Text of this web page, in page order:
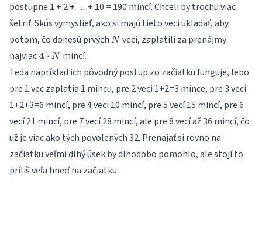
postupne 1 + 2 + … + 10 = 190 mincí. Chceli by trochu viac
šetriť. Skús vymyslieť, ako si majú tieto veci ukladať, aby
potom, čo donesú prvých N
N vecí, zaplatili za prenájmy
najviac\mathbf{4}
\cdot N
4 ⋅ N mincí.
Teda napríklad ich pôvodný postup zo začiatku funguje, lebo
pre 1 vec zaplatia 1 mincu, pre 2 veci 1+2=3 mince, pre 3 veci
1+2+3=6 mincí, pre 4 veci 10 mincí, pre 5 vecí 15 mincí, pre 6
vecí 21 mincí, pre 7 vecí 28 mincí, ale pre 8 vecí až 36 mincí, čo
už je viac ako tých povolených 32. Prenajať si rovno na
začiatku veľmi dlhý úsek by dlhodobo pomohlo, ale stojí to
príliš veľa hneď na začiatku.